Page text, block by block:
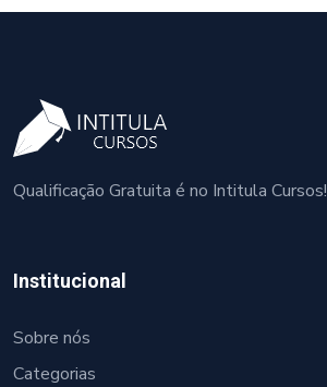
Qualificação Gratuita é no Intitula Cursos!
Institucional
Sobre nós
Categorias